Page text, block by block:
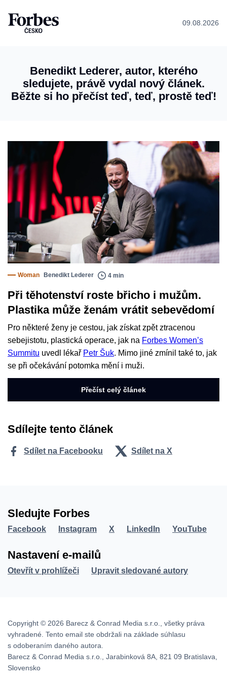
09.08.2026
Benedikt Lederer, autor, kterého
sledujete, právě vydal nový článek.
Běžte si ho přečíst teď, teď, prostě teď!
Woman Benedikt Lederer 4 min
Při těhotenství roste břicho i mužům.
Plastika může ženám vrátit sebevědomí
Pro některé ženy je cestou, jak získat zpět ztracenou
sebejistotu, plastická operace, jak na Forbes Women’s
Summitu uvedl lékař Petr Šuk. Mimo jiné zmínil také to, jak
se při očekávání potomka mění i muži.
Přečíst celý článek
Sdílejte tento článek
Sdílet na Facebooku Sdílet na X
Sledujte Forbes
Facebook Instagram X LinkedIn YouTube
Nastavení e-mailů
Otevřít v prohlížeči Upravit sledované autory
Copyright © 2026 Barecz & Conrad Media s.r.o., všetky práva
vyhradené. Tento email ste obdržali na základe súhlasu
s odoberaním daného autora.
Barecz & Conrad Media s.r.o., Jarabinková 8A, 821 09 Bratislava,
Slovensko